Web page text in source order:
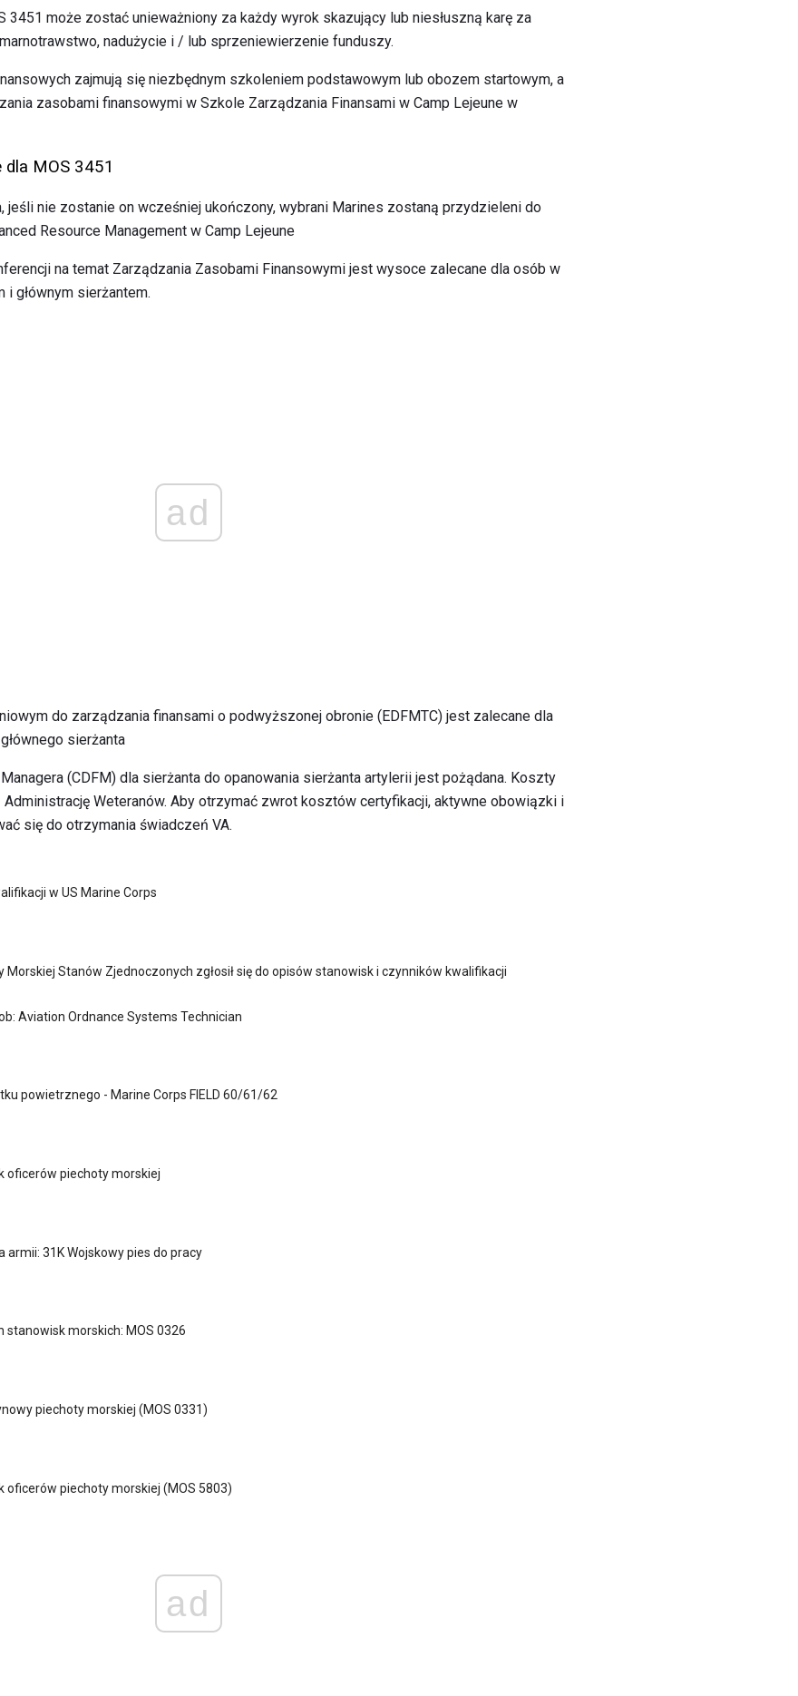
3451 może zostać unieważniony za każdy wyrok skazujący lub niesłuszną karę za
nadużycie i / lub sprzeniewierzenie funduszy.
zajmują się niezbędnym szkoleniem podstawowym lub obozem startowym, a
zasobami finansowymi w Szkole Zarządzania Finansami w Camp Lejeune w
MOS 3451
jeśli nie zostanie on wcześniej ukończony, wybrani Marines zostaną przydzieleni do
Resource Management w Camp Lejeune
na temat Zarządzania Zasobami Finansowymi jest wysoce zalecane dla osób w
głównym sierżantem.
ad
do zarządzania finansami o podwyższonej obronie (EDFMTC) jest zalecane dla
sierżanta
(CDFM) dla sierżanta do opanowania sierżanta artylerii jest pożądana. Koszty
Weteranów. Aby otrzymać zwrot kosztów certyfikacji, aktywne obowiązki i
się do otrzymania świadczeń VA.
w US Marine Corps
Morskiej Stanów Zjednoczonych zgłosił się do opisów stanowisk i czynników kwalifikacji
Aviation Ordnance Systems Technician
powietrznego - Marine Corps FIELD 60/61/62
oficerów piechoty morskiej
armii: 31K Wojskowy pies do pracy
stanowisk morskich: MOS 0326
piechoty morskiej (MOS 0331)
oficerów piechoty morskiej (MOS 5803)
ad